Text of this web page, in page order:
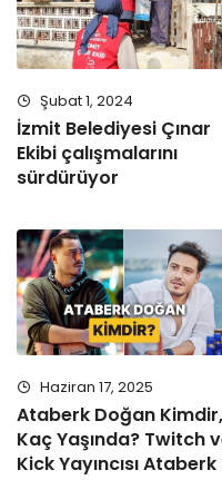
Şubat 1, 2024
İzmit Belediyesi Çınar
Ekibi çalışmalarını
sürdürüyor
Haziran 17, 2025
Ataberk Doğan Kimdir,
Kaç Yaşında? Twitch
Kick Yayıncısı Ataberk